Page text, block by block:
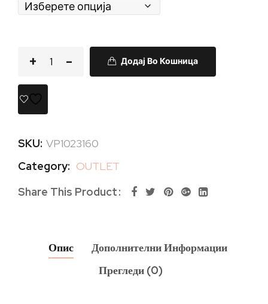
Додај Во Кошница
SKU: VP1023160
Category: OUTLET
Share This Product
Опис
Дополнителни Информации
Прегледи (0)